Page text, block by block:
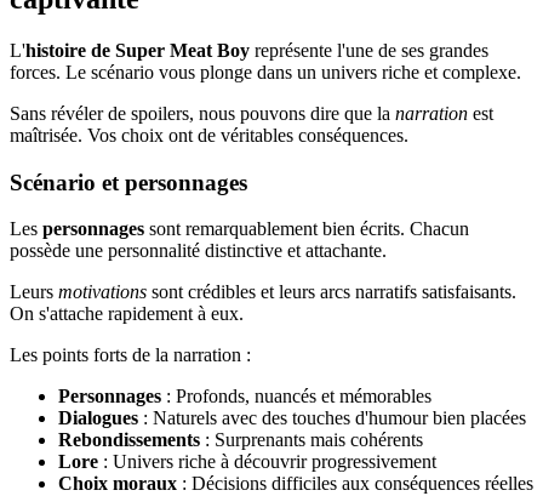
L'histoire de Super Meat Boy représente l'une de ses grandes
forces. Le scénario vous plonge dans un univers riche et complexe.
Sans révéler de spoilers, nous pouvons dire que la narration est
maîtrisée. Vos choix ont de véritables conséquences.
Scénario et personnages
Les personnages sont remarquablement bien écrits. Chacun
possède une personnalité distinctive et attachante.
Leurs motivations sont crédibles et leurs arcs narratifs satisfaisants.
On s'attache rapidement à eux.
Les points forts de la narration :
Personnages : Profonds, nuancés et mémorables
Dialogues : Naturels avec des touches d'humour bien placées
Rebondissements : Surprenants mais cohérents
Lore : Univers riche à découvrir progressivement
Choix moraux : Décisions difficiles aux conséquences réelles